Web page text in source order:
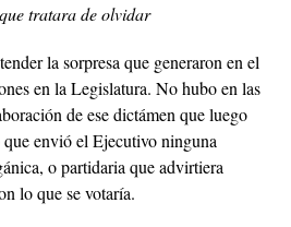
tratara de olvidar
la sorpresa que generaron en el
en la Legislatura. No hubo en las
de ese dictámen que luego
que envió el Ejecutivo ninguna
o partidaria que advirtiera
lo que se votaría.